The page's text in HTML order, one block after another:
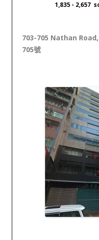
1,835 - 2,657
703-705 Nathan
705號